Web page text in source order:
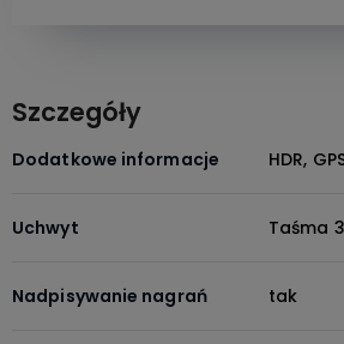
Szczegóły
Dodatkowe informacje HDR,
Uchwyt Taśma
Nadpisywanie nagrań tak